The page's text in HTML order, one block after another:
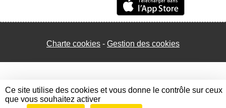
Charte cookies Gestion des cookies
Ce site utilise des cookies et vous donne le contrôle sur ceux
que vous souhaitez activer